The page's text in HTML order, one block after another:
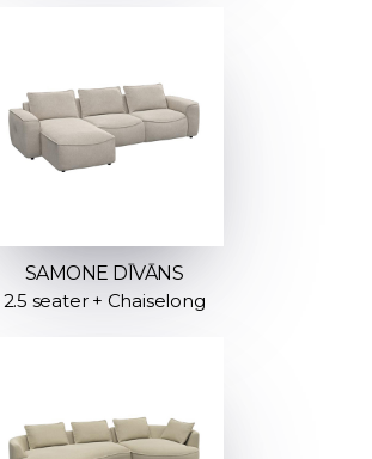
SAMONE DĪVĀNS
2.5 seater + Chaiselong